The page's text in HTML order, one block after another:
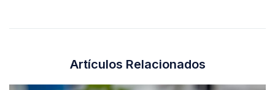
Artículos Relacionados